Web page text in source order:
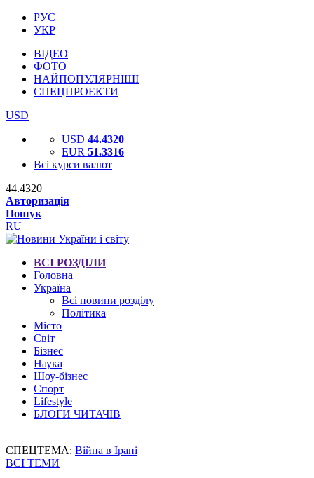
РУС
УКР
ВІДЕО
ФОТО
НАЙПОПУЛЯРНІШІ
СПЕЦПРОЕКТИ
USD
USD 44.4320
EUR 51.3316
Всі курси валют
44.4320
Авторизація
Пошук
RU
ВСІ РОЗДІЛИ
Головна
Україна
Всі новини розділу
Політика
Місто
Світ
Бізнес
Наука
Шоу-бізнес
Спорт
Lifestyle
БЛОГИ ЧИТАЧІВ
СПЕЦТЕМА: Війна в Ірані
ВСІ ТЕМИ